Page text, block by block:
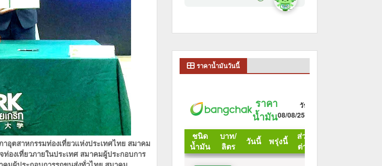
ตสาหกรรมท่องเที่ยวแห่งประเทศไทย​ สมาคม
องเที่ยวภายในประเทศ​ สมาคมผู้ประกอบการ
ราคาน้ำมันวันนี้